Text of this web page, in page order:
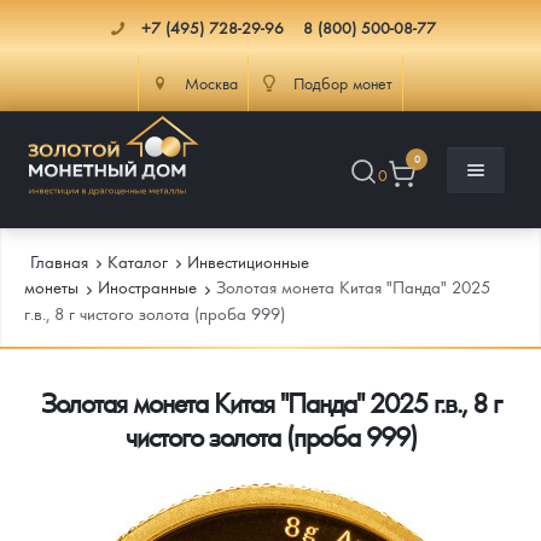
+7 (495) 728-29-96 8 (800) 500-08-77
Москва Подбор монет
0
0
Каталог
Каталог Монет
Инвестиционные монеты
Монеты Россия и СССР
Памятные и старинные монеты
Инфо
Как сделать заказ
Подлинность монет
Главная Каталог
Инвестиционные
монеты
Иностранные
Золотая монета Китая "Панда" 2025
г.в., 8 г чистого золота (проба 999)
Золотая монета Китая "Панда" 2025 г.в., 8 г
чистого золота (проба 999)